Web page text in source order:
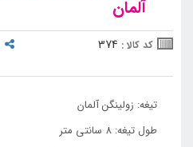
آلمان
کد کالا : 374
تیغه: زولینگن آلمان
طول تیغه: 8 سانتی متر